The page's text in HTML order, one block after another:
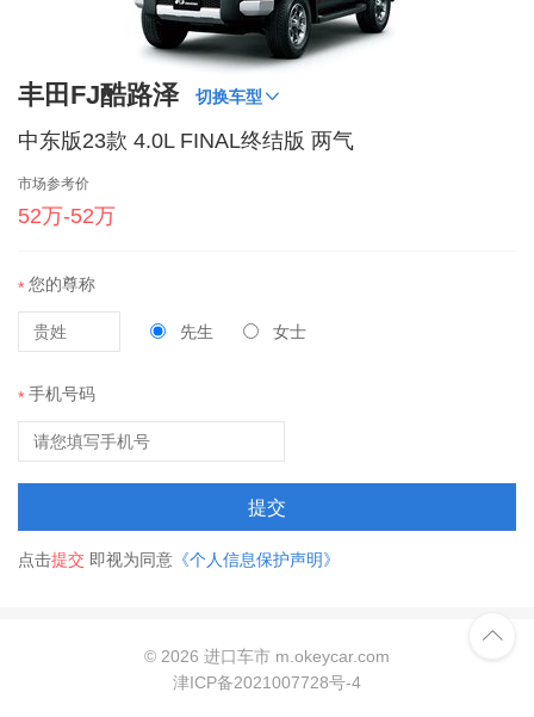
丰田FJ酷路泽 切换车型 
中东版23款 4.0L FINAL终结版 两气
市场参考价
52万-52万
* 您的尊称
先生 女士
* 手机号码
提交
点击提交 即视为同意 《个人信息保护声明》
© 2026 进口车市 m.okeycar.com
津ICP备2021007728号-4
